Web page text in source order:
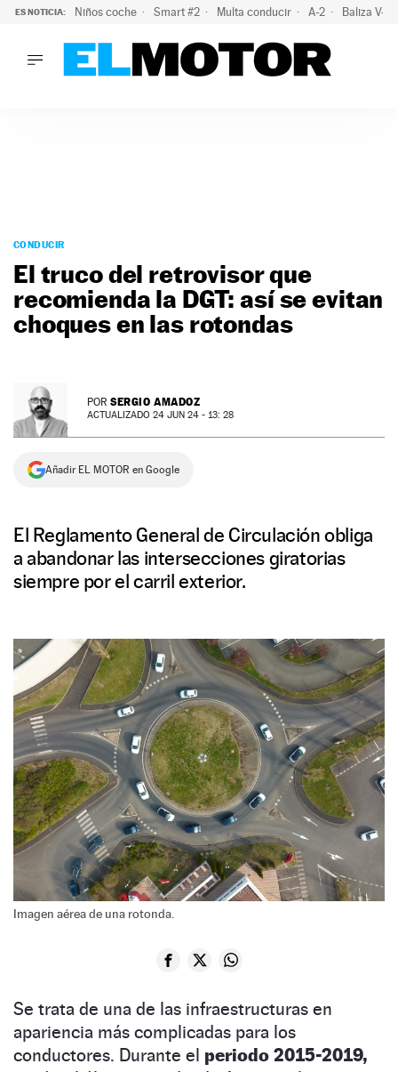
ES NOTICIA: Niños coche Smart #2 Multa conducir A-2 Baliza V-
PODCAST
MOTOS
TECNOLOGÍA
SUPERCOCHES
SERVICIOS
NEWSLETTER
SÍGUENOS
CONDUCIR
El truco del retrovisor que
recomienda la DGT: así se evitan
choques en las rotondas
POR SERGIO AMADOZ
ACTUALIZADO 24 JUN 24 - 13: 28
Añadir EL MOTOR en Google
El Reglamento General de Circulación obliga
a abandonar las intersecciones giratorias
siempre por el carril exterior.
Imagen aérea de una rotonda.
Se trata de una de las infraestructuras en
apariencia más complicadas para los
conductores. Durante el periodo 2015-2019,